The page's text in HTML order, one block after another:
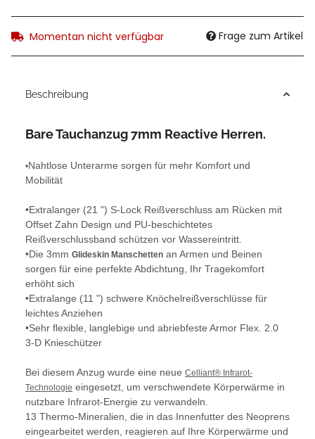
Momentan nicht verfügbar Frage zum Artikel
Beschreibung
Bare Tauchanzug 7mm Reactive Herren.
•Nahtlose Unterarme sorgen für mehr Komfort und
Mobilität
•Extralanger (21 ") S-Lock Reißverschluss am Rücken mit
Offset Zahn Design und PU-beschichtetes
Reißverschlussband schützen vor Wassereintritt.
•Die 3mm Glideskin Manschetten an Armen und Beinen
sorgen für eine perfekte Abdichtung, Ihr Tragekomfort
erhöht sich
•Extralange (11 ") schwere Knöchelreißverschlüsse für
leichtes Anziehen
•Sehr flexible, langlebige und abriebfeste Armor Flex. 2.0
3-D Knieschützer
Bei diesem Anzug wurde eine neue Celliant® Infrarot-
Technologie eingesetzt, um verschwendete Körperwärme in
nutzbare Infrarot-Energie zu verwandeln.
13 Thermo-Mineralien, die in das Innenfutter des Neoprens
eingearbeitet werden, reagieren auf Ihre Körperwärme und